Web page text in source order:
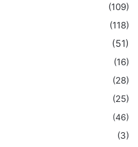
(109)
(118)
(51)
(16)
(28)
(25)
(46)
(3)